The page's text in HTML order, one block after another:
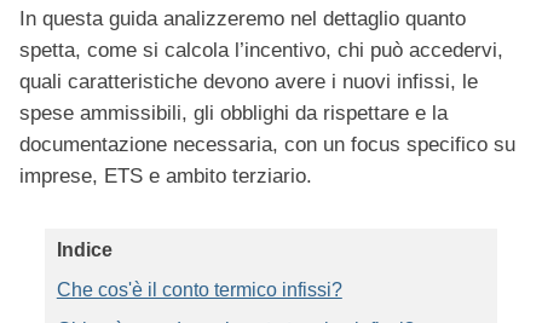
In questa guida analizzeremo nel dettaglio quanto
spetta, come si calcola l’incentivo, chi può accedervi,
quali caratteristiche devono avere i nuovi infissi, le
spese ammissibili, gli obblighi da rispettare e la
documentazione necessaria, con un focus specifico su
imprese, ETS e ambito terziario.
Indice
Che cos'è il conto termico infissi?